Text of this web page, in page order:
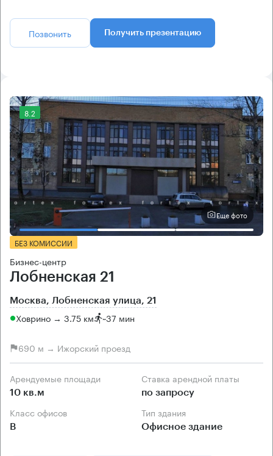
Позвонить Получить презентацию
8.2
Еще фото
БЕЗ КОМИССИИ
Бизнес-центр
Лобненская 21
Москва, Лобненская улица, 21
Ховрино → 3.75 км ~37 мин
690 м → Ижорский проезд
Арендуемые площади
10 кв.м
Ставка арендной платы
по запросу
Класс офисов
B
Тип здания
Офисное здание